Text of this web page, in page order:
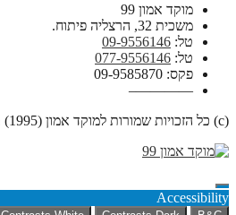
מוקד אמון 99
משכית 32, הרצליה פיתוח.
טל: 09-9556146
טל: 077-9556146
פקס: 09-9585870
————–
(c) כל הזכויות שמורות למוקד אמון (1995) בקרה וסיור בע”מ
Accessibility